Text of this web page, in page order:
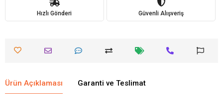
Hızlı Gönderi Güvenli Alışveriş
Ürün Açıklaması Garanti ve Teslimat